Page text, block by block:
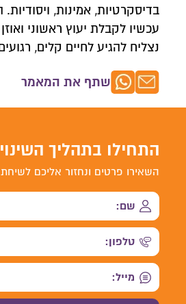
בדיסקרטיות, אמינות,
עכשיו לקבלת יעוץ ראשוני
נצליח להגיע לחיים קלים,
שתף את המאמר
התחילו בתהליך השינוי
השאירו פרטים ונחזור אליכם לשיחת